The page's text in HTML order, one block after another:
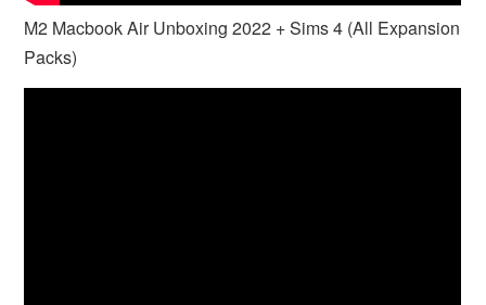
M2 Macbook Air Unboxing 2022 + Sims 4 (All Expansion
Packs)